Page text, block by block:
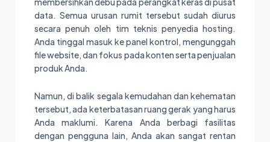
data. Semua urusan rumit tersebut sudah diurus
secara penuh oleh tim teknis penyedia hosting.
Anda tinggal masuk ke panel kontrol, mengunggah
file website, dan fokus pada konten serta penjualan
produk Anda.
Namun, di balik segala kemudahan dan kehematan
tersebut, ada keterbatasan ruang gerak yang harus
Anda maklumi. Karena Anda berbagi fasilitas
dengan pengguna lain, Anda akan sangat rentan